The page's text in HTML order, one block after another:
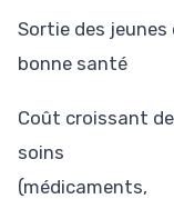
Sortie des jeunes
bonne santé
Coût croissant
soins
(médicaments,